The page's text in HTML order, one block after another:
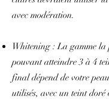
avec modération.
Whitening : La gamme la
pouvant atteindre 3 à 4
final dépend de votre
utilisés, avec un teint